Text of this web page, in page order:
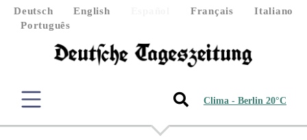
Deutsch English Français
Italiano
Português
Clima - Berlin 20°C